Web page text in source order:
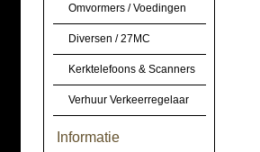
Omvormers / Voedingen
Diversen / 27MC
Kerktelefoons & Scanners
Verhuur Verkeerregelaar
Informatie